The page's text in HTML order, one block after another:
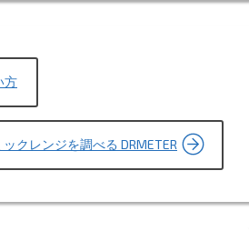
方
クレンジを調べる DRMETER